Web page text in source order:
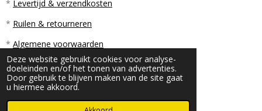
Deze website gebruikt cookies voor analyse-
doeleinden en/of het tonen van advertenties.
Door gebruik te blijven maken van de site gaat
u hiermee akkoord.
* Levertijd & verzendkosten
* Ruilen & retourneren
* Algemene voorwaarden